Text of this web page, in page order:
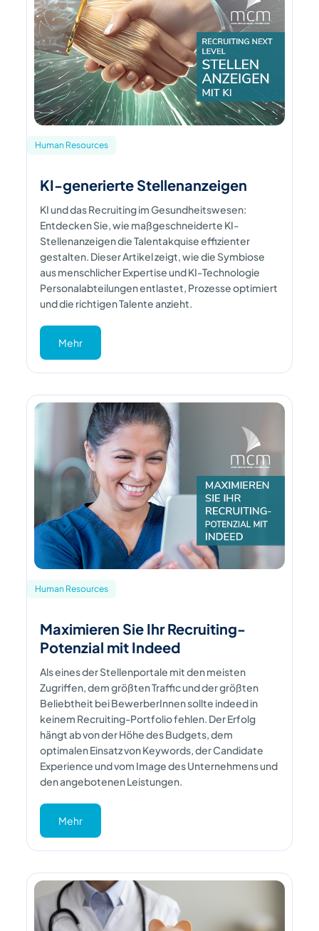
Human Resources
KI-generierte Stellenanzeigen
KI und das Recruiting im Gesundheitswesen:
Entdecken Sie, wie maßgeschneiderte KI-
Stellenanzeigen die Talentakquise effizienter
gestalten. Dieser Artikel zeigt, wie die Symbiose
aus menschlicher Expertise und KI-Technologie
Personalabteilungen entlastet, Prozesse optimiert
und die richtigen Talente anzieht.
Mehr
Human Resources
Maximieren Sie Ihr Recruiting-
Potenzial mit Indeed
Als eines der Stellenportale mit den meisten
Zugriffen, dem größten Traffic und der größten
Beliebtheit bei BewerberInnen sollte indeed in
keinem Recruiting-Portfolio fehlen. Der Erfolg
hängt ab von der Höhe des Budgets, dem
optimalen Einsatz von Keywords, der Candidate
Experience und vom Image des Unternehmens und
den angebotenen Leistungen.
Mehr